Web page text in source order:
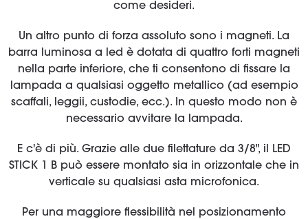
come desideri.
Un altro punto di forza assoluto sono i magneti. La
barra luminosa a led è dotata di quattro forti magneti
nella parte inferiore, che ti consentono di fissare la
lampada a qualsiasi oggetto metallico (ad esempio
scaffali, leggii, custodie, ecc.). In questo modo non è
necessario avvitare la lampada.
E c'è di più. Grazie alle due filettature da 3/8", il LED
STICK 1 B può essere montato sia in orizzontale che in
verticale su qualsiasi asta microfonica.
Per una maggiore flessibilità nel posizionamento